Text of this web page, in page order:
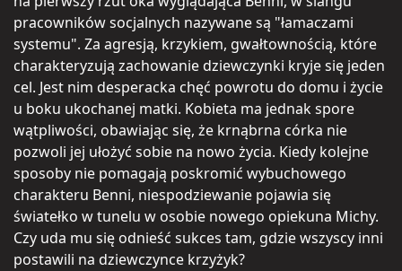
pracowników socjalnych nazywane są "łamaczami
systemu". Za agresją, krzykiem, gwałtownością, które
charakteryzują zachowanie dziewczynki kryje się jeden
cel. Jest nim desperacka chęć powrotu do domu i życie
u boku ukochanej matki. Kobieta ma jednak spore
wątpliwości, obawiając się, że krnąbrna córka nie
pozwoli jej ułożyć sobie na nowo życia. Kiedy kolejne
sposoby nie pomagają poskromić wybuchowego
charakteru Benni, niespodziewanie pojawia się
światełko w tunelu w osobie nowego opiekuna Michy.
Czy uda mu się odnieść sukces tam, gdzie wszyscy inni
postawili na dziewczynce krzyżyk?